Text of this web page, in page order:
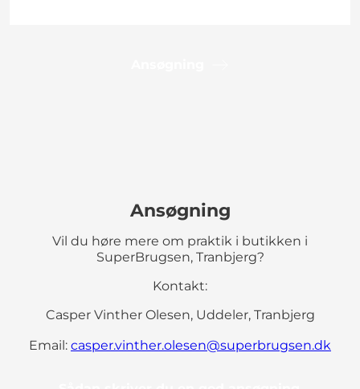
Ansøgning
Vil du høre mere om praktik i butikken i
SuperBrugsen, Tranbjerg?
Kontakt:
Casper Vinther Olesen, Uddeler, Tranbjerg
Email: casper.vinther.olesen@superbrugsen.dk